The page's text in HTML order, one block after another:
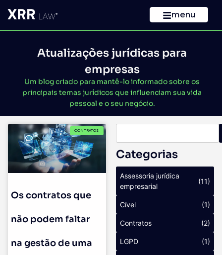
menu
Atualizações jurídicas para
empresas
Um blog criado para mantê-lo informado sobre os
principais temas jurídicos que influenciam sua vida
pessoal e o seu negócio.
CONTRATOS
Os contratos que
não podem faltar
na gestão de uma
Categorias
Assessoria jurídica
empresarial
(11)
Cível (1)
Contratos (2)
LGPD (1)